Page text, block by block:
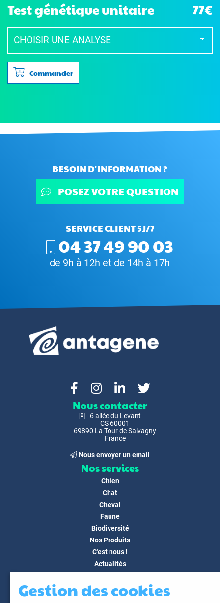
Test génétique unitaire 77€
Commander
BESOIN D'INFORMATION ?
POSEZ VOTRE QUESTION
SERVICE CLIENT 5J/7
04 37 49 90 03
de 9h à 12h et de 14h à 17h
Nous contacter
6 allée du Levant
CS 60001
69890 La Tour de Salvagny
France
Nous envoyer un email
Nos services
Chien
Chat
Cheval
Faune
Biodiversité
Nos Produits
C'est nous !
Actualités
FAQ
Gestion des cookies